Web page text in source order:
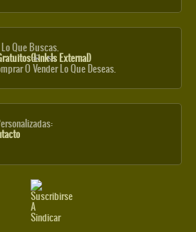
Que Buscas.
(link Is External)
O Vender Lo Que Deseas.